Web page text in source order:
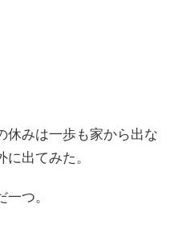
休みは一歩も家から出な
出てみた。
つ。